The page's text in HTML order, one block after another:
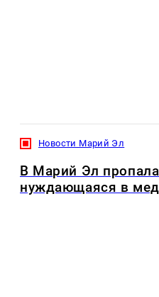
Новости Марий Эл
В Марий Эл
нуждающаяся в